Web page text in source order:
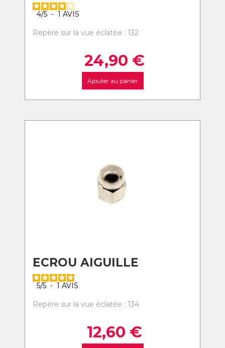
4/5 - 1 AVIS
Repère sur la vue éclatée : 132
24,90 €
Ajouter au panier
ECROU AIGUILLE
5/5 - 1 AVIS
Repère sur la vue éclatée : 134
12,60 €